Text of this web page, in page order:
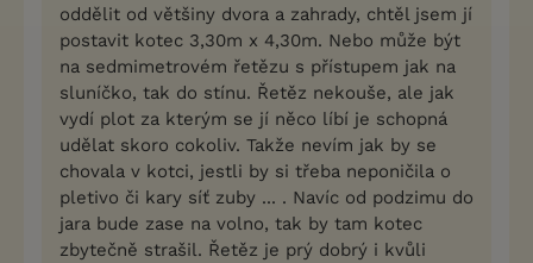
oddělit od většiny dvora a zahrady, chtěl jsem jí
postavit kotec 3,30m x 4,30m. Nebo může být
na sedmimetrovém řetězu s přístupem jak na
sluníčko, tak do stínu. Řetěz nekouše, ale jak
vydí plot za kterým se jí něco líbí je schopná
udělat skoro cokoliv. Takže nevím jak by se
chovala v kotci, jestli by si třeba neponičila o
pletivo či kary síť zuby ... . Navíc od podzimu do
jara bude zase na volno, tak by tam kotec
zbytečně strašil. Řetěz je prý dobrý i kvůli